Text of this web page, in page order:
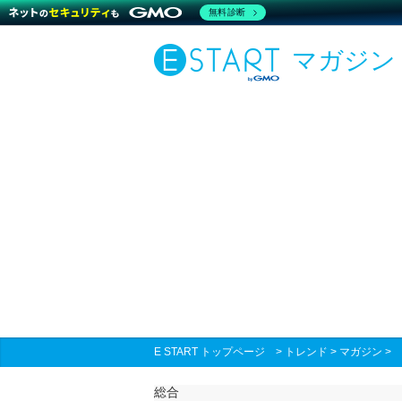
マガジン
E START トップページ > トレンド > マガジン >
総合
無料診断